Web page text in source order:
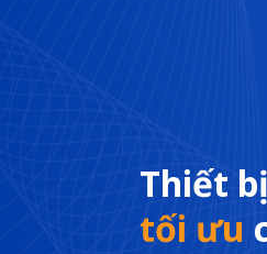
Thiết
tối ưu